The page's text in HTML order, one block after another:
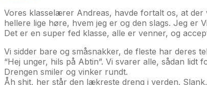
Vores klasselærer Andreas, havde fortalt os, at der
hellere lige høre, hvem jeg er og den slags. Jeg er
Det er en super fed klasse, alle er venner, og
Vi sidder bare og småsnakker, de fleste har deres
“Hej unger, hils på Abtin”. Vi svarer alle, sådan lidt
Drengen smiler og vinker rundt.
Åh shit, her står den lækreste dreng i verden.